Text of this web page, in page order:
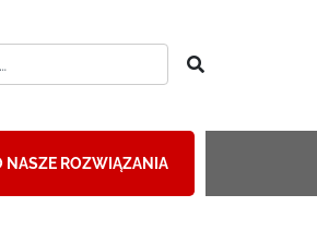
NASZE ROZWIĄZANIA